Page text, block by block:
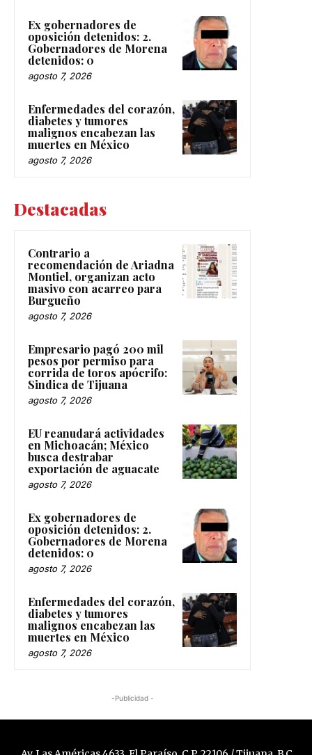
Ex gobernadores de
oposición detenidos: 2.
Gobernadores de Morena
detenidos: 0
agosto 7, 2026
Enfermedades del corazón,
diabetes y tumores
malignos encabezan las
muertes en México
agosto 7, 2026
Destacadas
Contrario a
recomendación de Ariadna
Montiel, organizan acto
masivo con acarreo para
Burgueño
agosto 7, 2026
Empresario pagó 200 mil
pesos por permiso para
corrida de toros apócrifo:
Sindica de Tijuana
agosto 7, 2026
EU reanudará actividades
en Michoacán; México
busca destrabar
exportación de aguacate
agosto 7, 2026
Ex gobernadores de
oposición detenidos: 2.
Gobernadores de Morena
detenidos: 0
agosto 7, 2026
Enfermedades del corazón,
diabetes y tumores
malignos encabezan las
muertes en México
agosto 7, 2026
-Publicidad -